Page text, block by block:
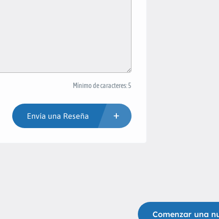
Mínimo de caracteres: 5
Envía una Reseña
Comenzar una